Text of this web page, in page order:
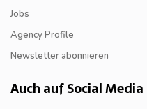
Jobs
Agency Profile
Newsletter abonnieren
Auch auf Social Media